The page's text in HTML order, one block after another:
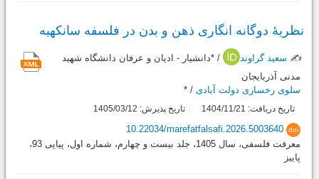
نظریۀ دوگانه انگاری ذهن و بدن در فلسفه سانکهیه
✍️ سعید گراوند
/ *دانشیار - ادیان و عرفان دانشگاه شهید
مدنی آذربایجان
سلوی رخساری دولت آبادی / *
تاریخ دریافت: 1404/11/21 تاریخ پذیرش: 1405/03/12
doi
10.22034/marefatfalsafi.2026.5003640
معرفت فلسفی، سال 1405، جلد بیست و چهارم، شماره اول، پیاپی 93،
پاییز